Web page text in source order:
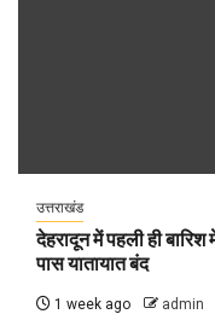
उत्तराखंड
देहरादून में पहली ही
पास यातायात बंद
1 week ago admin